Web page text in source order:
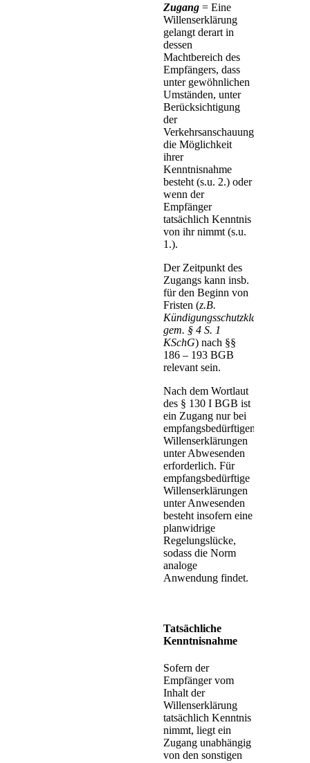
Zugang = Eine
Willenserklärung
gelangt derart in
dessen
Machtbereich des
Empfängers, dass
unter gewöhnlichen
Umständen, unter
Berücksichtigung
der
Verkehrsanschauung,
die Möglichkeit
ihrer
Kenntnisnahme
besteht (s.u. 2.) oder
wenn der
Empfänger
tatsächlich Kenntnis
von ihr nimmt (s.u.
1.).
Der Zeitpunkt des
Zugangs kann insb.
für den Beginn von
Fristen (z.B.
Kündigungsschutzklage
gem. § 4 S. 1
KSchG) nach §§
186 – 193 BGB
relevant sein.
Nach dem Wortlaut
des § 130 I BGB ist
ein Zugang nur bei
empfangsbedürftigen
Willenserklärungen
unter Abwesenden
erforderlich. Für
empfangsbedürftige
Willenserklärungen
unter Anwesenden
besteht insofern eine
planwidrige
Regelungslücke,
sodass die Norm
analoge
Anwendung findet.
Tatsächliche
Kenntnisnahme
Sofern der
Empfänger vom
Inhalt der
Willenserklärung
tatsächlich Kenntnis
nimmt, liegt ein
Zugang unabhängig
von den sonstigen